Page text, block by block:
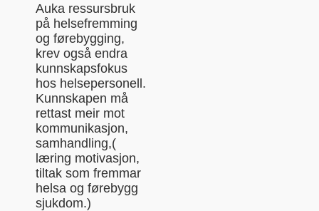
Auka ressursbruk
på helsefremming
og førebygging,
krev også endra
kunnskapsfokus
hos helsepersonell.
Kunnskapen må
rettast meir mot
kommunikasjon,
samhandling,(
læring motivasjon,
tiltak som fremmar
helsa og førebygg
sjukdom.)